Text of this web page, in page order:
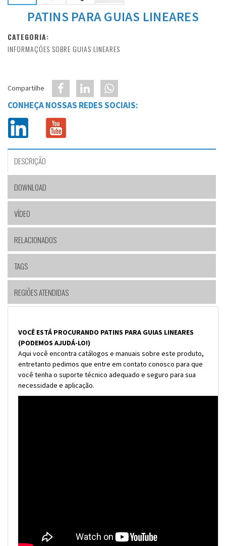
PATINS PARA GUIAS LINEARES
CATEGORIA:
INFORMAÇÕES SOBRE GUIAS LINEARES
Compartilhe
CONHEÇA NOSSAS REDES SOCIAIS:
DESCRIÇÃO
DOWNLOAD
VÍDEO
RELACIONADOS
TAGS
REGIÕES ATENDIDAS
VOCÊ ESTÁ PROCURANDO PATINS PARA GUIAS LINEARES
(PODEMOS AJUDÁ-LO!)
Aqui você encontra catálogos e manuais sobre este produto,
entretanto pedimos que entre em contato conosco para que
você tenha o suporte técnico adequado e seguro para sua
necessidade e aplicação.